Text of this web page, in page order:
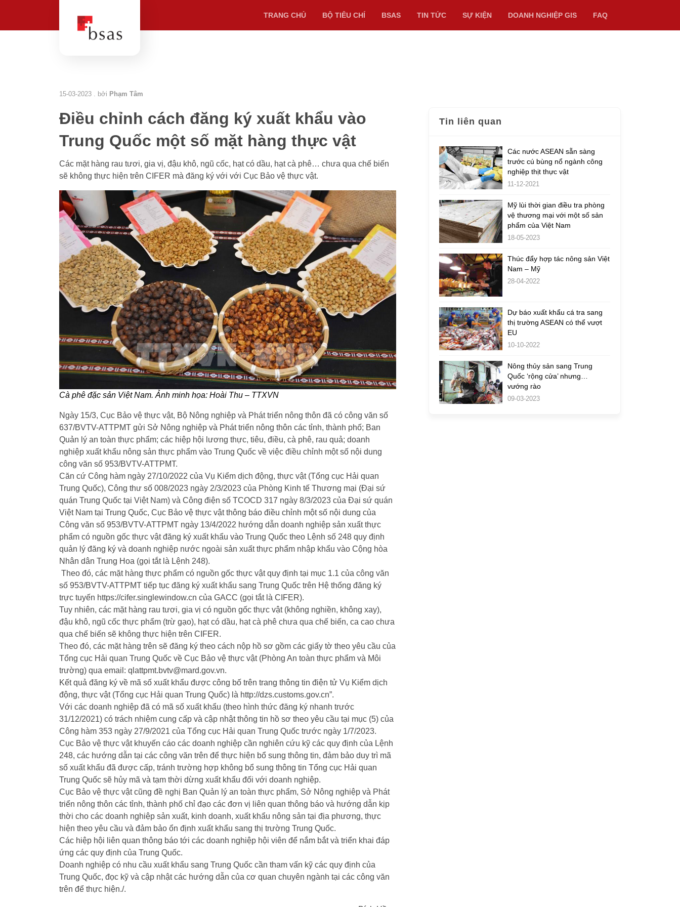
TRANG CHỦ BỘ TIÊU CHÍ BSAS TIN TỨC SỰ KIỆN DOANH NGHIỆP GIS FAQ
15-03-2023 . bởi Phạm Tâm
Điều chỉnh cách đăng ký xuất khẩu vào
Trung Quốc một số mặt hàng thực vật
Các mặt hàng rau tươi, gia vị, đậu khô, ngũ cốc, hạt có dầu, hạt cà phê… chưa qua chế biến
sẽ không thực hiện trên CIFER mà đăng ký với với Cục Bảo vệ thực vật.
Cà phê đặc sản Việt Nam. Ảnh minh họa: Hoài Thu – TTXVN
Ngày 15/3, Cục Bảo vệ thực vật, Bộ Nông nghiệp và Phát triển nông thôn đã có công văn số
637/BVTV-ATTPMT gửi Sở Nông nghiệp và Phát triển nông thôn các tỉnh, thành phố; Ban
Quản lý an toàn thực phẩm; các hiệp hội lương thực, tiêu, điều, cà phê, rau quả; doanh
nghiệp xuất khẩu nông sản thực phẩm vào Trung Quốc về việc điều chỉnh một số nội dung
công văn số 953/BVTV-ATTPMT.
Căn cứ Công hàm ngày 27/10/2022 của Vụ Kiểm dịch động, thực vật (Tổng cục Hải quan
Trung Quốc), Công thư số 008/2023 ngày 2/3/2023 của Phòng Kinh tế Thương mại (Đại sứ
quán Trung Quốc tại Việt Nam) và Công điện số TCOCD 317 ngày 8/3/2023 của Đại sứ quán
Việt Nam tại Trung Quốc, Cục Bảo vệ thực vật thông báo điều chỉnh một số nội dung của
Công văn số 953/BVTV-ATTPMT ngày 13/4/2022 hướng dẫn doanh nghiệp sản xuất thực
phẩm có nguồn gốc thực vật đăng ký xuất khẩu vào Trung Quốc theo Lệnh số 248 quy định
quản lý đăng ký và doanh nghiệp nước ngoài sản xuất thực phẩm nhập khẩu vào Cộng hòa
Nhân dân Trung Hoa (gọi tắt là Lệnh 248).
Theo đó, các mặt hàng thực phẩm có nguồn gốc thực vật quy định tại mục 1.1 của công văn
số 953/BVTV-ATTPMT tiếp tục đăng ký xuất khẩu sang Trung Quốc trên Hệ thống đăng ký
trực tuyến https://cifer.singlewindow.cn của GACC (gọi tắt là CIFER).
Tuy nhiên, các mặt hàng rau tươi, gia vị có nguồn gốc thực vật (không nghiền, không xay),
đậu khô, ngũ cốc thực phẩm (trừ gạo), hạt có dầu, hạt cà phê chưa qua chế biến, ca cao chưa
qua chế biến sẽ không thực hiện trên CIFER.
Theo đó, các mặt hàng trên sẽ đăng ký theo cách nộp hồ sơ gồm các giấy tờ theo yêu cầu của
Tổng cục Hải quan Trung Quốc về Cục Bảo vệ thực vật (Phòng An toàn thực phẩm và Môi
trường) qua email: qlattpmt.bvtv@mard.gov.vn.
Kết quả đăng ký về mã số xuất khẩu được công bố trên trang thông tin điện tử Vụ Kiểm dịch
động, thực vật (Tổng cục Hải quan Trung Quốc) là http://dzs.customs.gov.cn”.
Với các doanh nghiệp đã có mã số xuất khẩu (theo hình thức đăng ký nhanh trước
31/12/2021) có trách nhiệm cung cấp và cập nhật thông tin hồ sơ theo yêu cầu tại mục (5) của
Công hàm 353 ngày 27/9/2021 của Tổng cục Hải quan Trung Quốc trước ngày 1/7/2023.
Cục Bảo vệ thực vật khuyến cáo các doanh nghiệp cần nghiên cứu kỹ các quy định của Lệnh
248, các hướng dẫn tại các công văn trên để thực hiện bổ sung thông tin, đảm bảo duy trì mã
số xuất khẩu đã được cấp, tránh trường hợp không bổ sung thông tin Tổng cục Hải quan
Trung Quốc sẽ hủy mã và tạm thời dừng xuất khẩu đối với doanh nghiệp.
Cục Bảo vệ thực vật cũng đề nghị Ban Quản lý an toàn thực phẩm, Sở Nông nghiệp và Phát
triển nông thôn các tỉnh, thành phố chỉ đạo các đơn vị liên quan thông báo và hướng dẫn kịp
thời cho các doanh nghiệp sản xuất, kinh doanh, xuất khẩu nông sản tại địa phương, thực
hiện theo yêu cầu và đảm bảo ổn định xuất khẩu sang thị trường Trung Quốc.
Các hiệp hội liên quan thông báo tới các doanh nghiệp hội viên để nắm bắt và triển khai đáp
ứng các quy định của Trung Quốc.
Doanh nghiệp có nhu cầu xuất khẩu sang Trung Quốc cần tham vấn kỹ các quy định của
Trung Quốc, đọc kỹ và cập nhật các hướng dẫn của cơ quan chuyên ngành tại các công văn
trên để thực hiện./.
Tin liên quan
Các nước ASEAN sẵn sàng
trước cú bùng nổ ngành công
nghiệp thịt thực vật
11-12-2021
Mỹ lùi thời gian điều tra phòng
vệ thương mại với một số sản
phẩm của Việt Nam
18-05-2023
Thúc đẩy hợp tác nông sản Việt
Nam – Mỹ
28-04-2022
Dự báo xuất khẩu cá tra sang
thị trường ASEAN có thể vượt
EU
10-10-2022
Nông thủy sản sang Trung
Quốc ‘rộng cửa’ nhưng…
vướng rào
09-03-2023